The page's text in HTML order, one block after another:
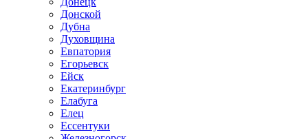
Донской
Дубна
Духовщина
Евпатория
Егорьевск
Ейск
Екатеринбург
Елабуга
Елец
Ессентуки